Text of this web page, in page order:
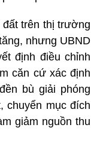
trên thị trường
nhưng UBND
định điều chỉnh
căn cứ xác định
bù giải phóng
chuyển mục đích
giảm nguồn thu